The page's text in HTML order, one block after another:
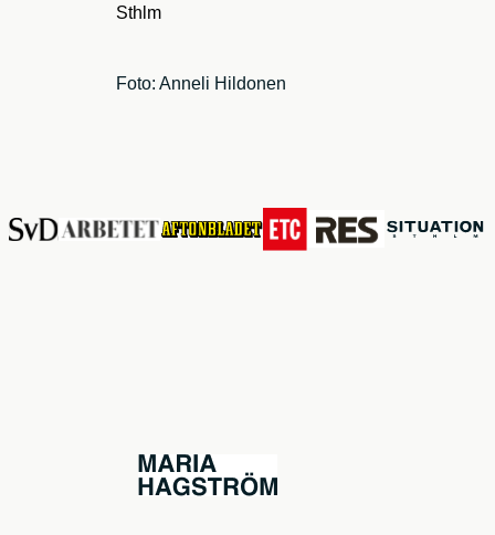
Sthlm
Foto: Anneli Hildonen